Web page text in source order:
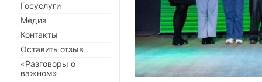
Госуслуги
Медиа
Контакты
Оставить отзыв
«Разговоры о
важном»